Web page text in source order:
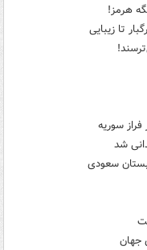
هرمز!
تا زیبایی
فراز سوریه
شد
سعودی
جهان